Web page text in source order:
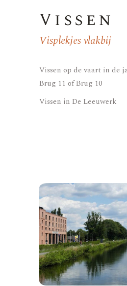
Vissen
Visplekjes vlakbij
Vissen op de vaart in de
Brug 11 of Brug 10
Vissen in De Leeuwerk